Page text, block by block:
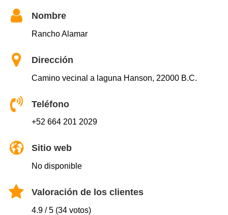
Nombre
Rancho Alamar
Dirección
Camino vecinal a laguna Hanson, 22000 B.C.
Teléfono
+52 664 201 2029
Sitio web
No disponible
Valoración de los clientes
4.9 / 5 (34 votos)